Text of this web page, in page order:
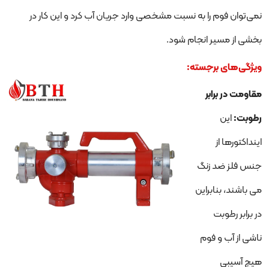
نمی‌توان فوم را به نسبت مشخصی وارد جریان آب کرد و این کار در
بخشی از مسیر انجام شود.
ویژگی‌های برجسته:
مقاومت در برابر
رطوبت:این
اینداکتورها از
جنس فلز ضد زنگ
می باشند، بنابراین
در برابر رطوبت
ناشی از آب و فوم
هیچ آسیبی